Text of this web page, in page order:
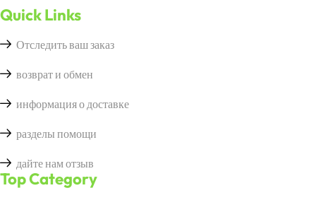
Quick Links
Отследить ваш заказ
возврат и обмен
информация о доставке
разделы помощи
дайте нам отзыв
Top Category